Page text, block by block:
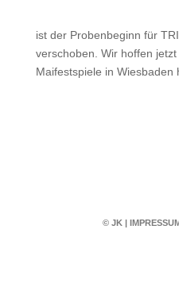
ist der Probenbeginn für
verschoben. Wir hoffen
Maifestspiele in Wiesbaden
© JK |